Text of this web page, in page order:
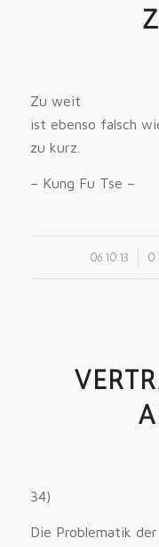
Zu weit
ist ebenso falsch
zu kurz.
– Kung Fu Tse –
06.10.13 0
34)
Die Problematik